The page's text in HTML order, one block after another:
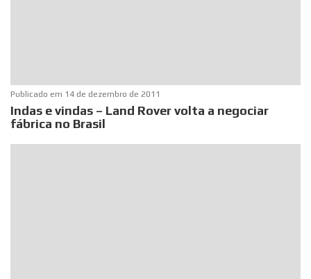
Publicado em 14 de dezembro de 2011
Indas e vindas – Land Rover volta a negociar
fábrica no Brasil